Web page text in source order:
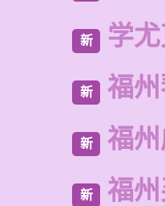
新 学
新 福
新 福
新 福